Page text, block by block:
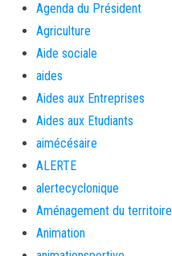
Agenda du Président
Agriculture
Aide sociale
aides
Aides aux Entreprises
Aides aux Etudiants
aimécésaire
ALERTE
alertecyclonique
Aménagement du territoire
Animation